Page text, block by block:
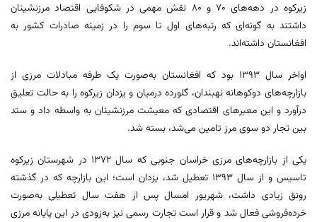
زیرکوه در دهه‌های ۷۰ و ۸۰ نقش مهمی در شکوفایی اقتصاد مرزنشینان
داشتند به گونه‌ای که رتبه‌های اول تا سوم را در زمینه صادرات کشور به
افغانستان داشته‌اند.
اواخر سال ۱۳۹۳ بود که افغانستان به‌صورت یک طرفه مبادلات مرزی از
بازارچه‌های دوکوهانه نهبندان، گلورده درمیان و یزدان زیرکوه را به حالت تعلیق
درآورد و این معبرهای اقتصادی که معیشت مرزنشینان به واسطه داد و ستد
بین تجار دو سوی مرز تامین می‌شد، بسته شد.
یکی از بازارچه‌های مرزی خراسان جنوبی که سال ۱۳۷۲ در شهرستان زیرکوه
تاسیس و از سال ۱۳۹۳ تعطیل شد، یزدان است؛ این بازارچه که در گذشته
رونق زیادی داشت، شهریور امسال پس از هفت سال تعطیلی به‌صورت
خرده‌فروشی فعال شد و قرار است تجارت رسمی نیز به‌زودی در این پایانه مرزی